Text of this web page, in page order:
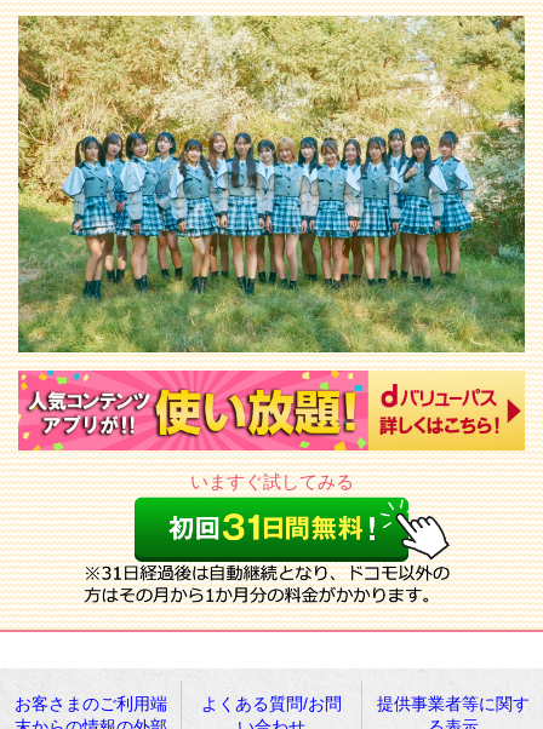
いますぐ試してみる
お客さまのご利用端
よくある質問/お問
提供事業者等に関す